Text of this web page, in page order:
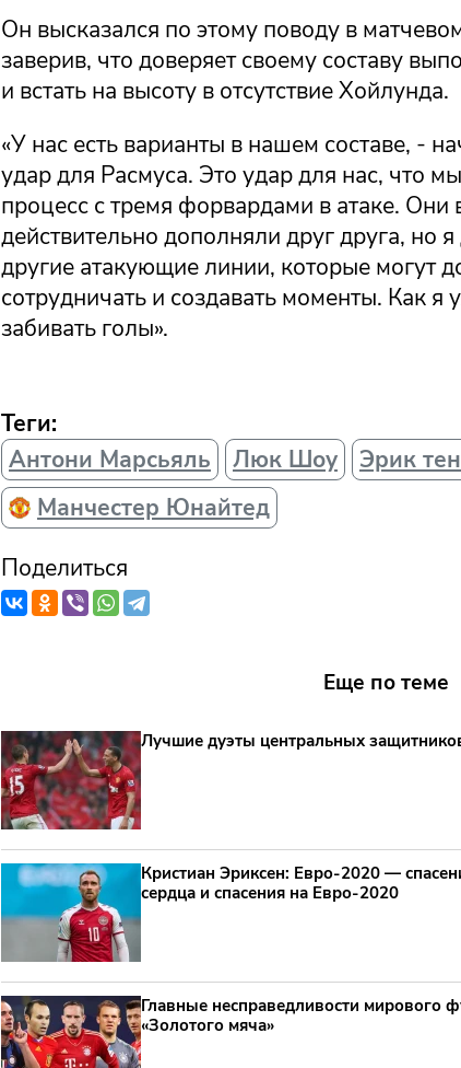
Он высказался по этому поводу в
заверив, что доверяет своему составу
и встать на высоту в отсутствие Хойлунда.
«У нас есть варианты в нашем составе, -
удар для Расмуса. Это удар для нас, что
процесс с тремя форвардами в атаке. Они
действительно дополняли друг друга, но
другие атакующие линии, которые могут
сотрудничать и создавать моменты. Как я
забивать голы».
Теги:
Антони Марсьяль
Люк Шоу
Эрик
Манчестер Юнайтед
Поделиться
Еще по теме
Лучшие дуэты центральных
Кристиан Эриксен: Евро‑2020 —
сердца и спасения на Евро‑2020
Главные несправедливости мирового
«Золотого мяча»